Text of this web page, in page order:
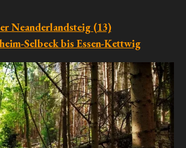
Neanderlandsteig (13)
Selbeck bis Essen-Kettwig